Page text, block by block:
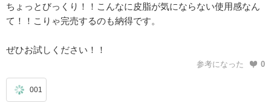
ちょっとびっくり！！こんなに皮脂が気にならない使用感なん
て！！こりゃ完売するのも納得です。
ぜひお試しください！！
参考になった 0
001